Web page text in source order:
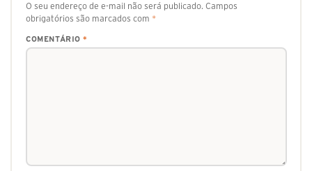
O seu endereço de e-mail não será publicado. Campos
obrigatórios são marcados com *
COMENTÁRIO *